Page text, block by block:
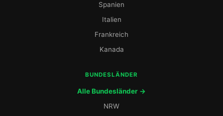
Spanien
Italien
Frankreich
Kanada
BUNDESLÄNDER
Alle Bundesländer →
NRW